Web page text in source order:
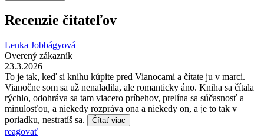
Recenzie čitateľov
Lenka Jobbágyová
Overený zákazník
23.3.2026
To je tak, keď si knihu kúpite pred Vianocami a čítate ju v marci.
Vianočne som sa už nenaladila, ale romanticky áno. Kniha sa čítala
rýchlo, odohráva sa tam viacero príbehov, prelína sa súčasnosť a
minulosťou, a niekedy rozpráva ona a niekedy on, a je to tak v
poriadku, nestratíš sa.
Čítať viac
reagovať